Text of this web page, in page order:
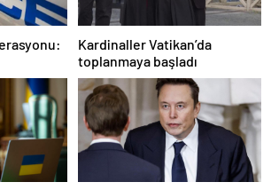
Kardinaller Vatikan’da
toplanmaya başladı